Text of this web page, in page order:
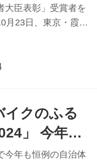
かけの場となること
転講習会は、EM1
を行うことで、高校
向上と安全意識の啓
大臣表彰」受賞者を
月23日、東京・霞が
輪車の販売および整
事業の発展に多年に
国交省に認可された
薦が必要で、二輪車
トバイ協同組合連合
会長）と日本二輪車
イクのふる
」 今年も
場で盛況開
今年も恒例の自治体